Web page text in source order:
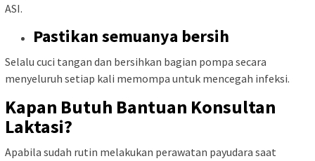
ASI.
Pastikan semuanya bersih
Selalu cuci tangan dan bersihkan bagian pompa secara
menyeluruh setiap kali memompa untuk mencegah infeksi.
Kapan Butuh Bantuan Konsultan
Laktasi?
Apabila sudah rutin melakukan perawatan payudara saat